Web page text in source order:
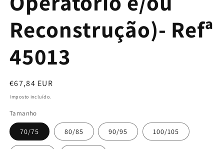
Reconstrução)- Refª
45013
Preço
normal
€67,84 EUR
Imposto incluído.
Tamanho
70/75 80/85 90/95 100/105